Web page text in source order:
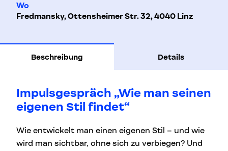
Wo
Fredmansky, Ottensheimer Str. 32, 4040 Linz
Beschreibung Details
Impulsgespräch „Wie man seinen
eigenen Stil findet“
Wie entwickelt man einen eigenen Stil – und wie
wird man sichtbar, ohne sich zu verbiegen? Und